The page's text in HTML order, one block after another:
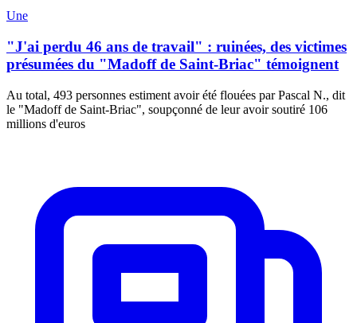
Une
"J'ai perdu 46 ans de travail" : ruinées, des victimes
présumées du "Madoff de Saint-Briac" témoignent
Au total, 493 personnes estiment avoir été flouées par Pascal N., dit
le "Madoff de Saint-Briac", soupçonné de leur avoir soutiré 106
millions d'euros